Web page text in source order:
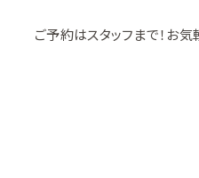
ご予約はスタッフまで！お